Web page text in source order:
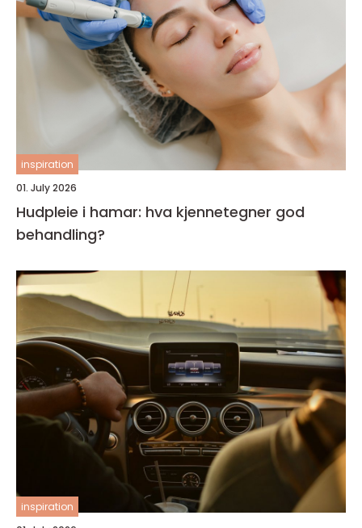
inspiration
01. July 2026
Hudpleie i hamar: hva kjennetegner god
behandling?
inspiration